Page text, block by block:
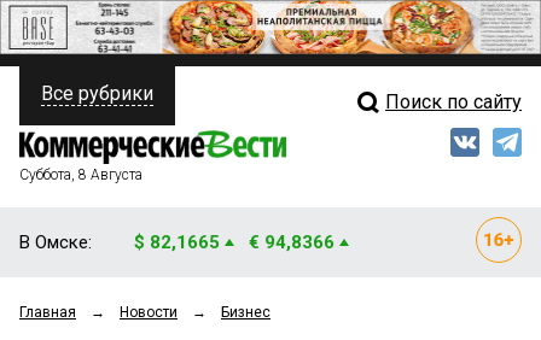
ПОЛИТИКА
ФИНАНСЫ
ОБЩЕСТВО
Свежий выпуск
Все рубрики Поиск по сайту
Суббота, 8 Августа
В Омске: $ 82,1665 € 94,8366
Главная → Новости → Бизнес